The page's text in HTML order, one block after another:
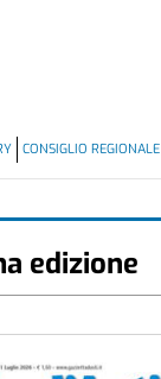
CONSIGLIO REGIONALE
edizione